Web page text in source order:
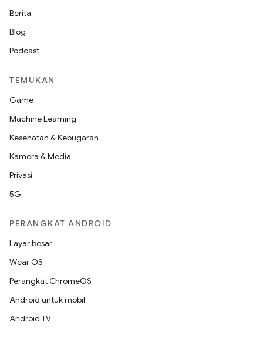
Berita
Blog
Podcast
TEMUKAN
Game
Machine Learning
Kesehatan & Kebugaran
Kamera & Media
Privasi
5G
PERANGKAT ANDROID
Layar besar
Wear OS
Perangkat ChromeOS
Android untuk mobil
Android TV